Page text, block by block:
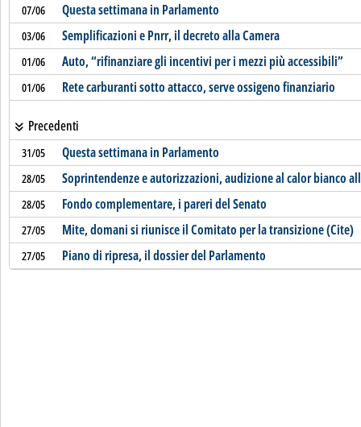
07/06 Questa settimana in Parlamento
03/06 Semplificazioni e Pnrr, il decreto alla Camera
01/06 Auto, “rifinanziare gli incentivi per i mezzi più accessibili”
01/06 Rete carburanti sotto attacco, serve ossigeno finanziario
Precedenti
31/05 Questa settimana in Parlamento
28/05 Soprintendenze e autorizzazioni, audizione al calor bianco
28/05 Fondo complementare, i pareri del Senato
27/05 Mite, domani si riunisce il Comitato per la transizione (Cite)
27/05 Piano di ripresa, il dossier del Parlamento